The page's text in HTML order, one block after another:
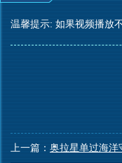
温馨提示: 如果视频播放
上一篇： 奥拉星单过海洋